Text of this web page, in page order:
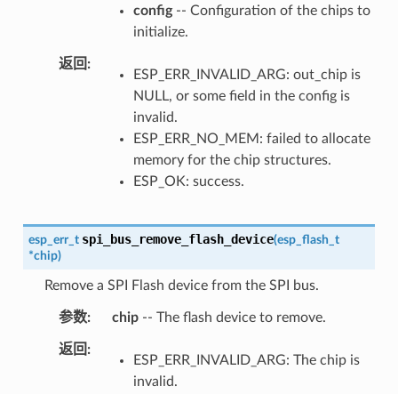
config-- Configuration of the chips to
initialize.
返回
ESP_ERR_INVALID_ARG: out_chip is
NULL, or some field in the config is
invalid.
ESP_ERR_NO_MEM: failed to allocate
memory for the chip structures.
ESP_OK: success.
esp_err_t spi_bus_remove_flash_device(esp_flash_t
*chip)
Remove a SPI Flash device from the SPI bus.
参数 chip-- The flash device to remove.
返回
ESP_ERR_INVALID_ARG: The chip is
invalid.